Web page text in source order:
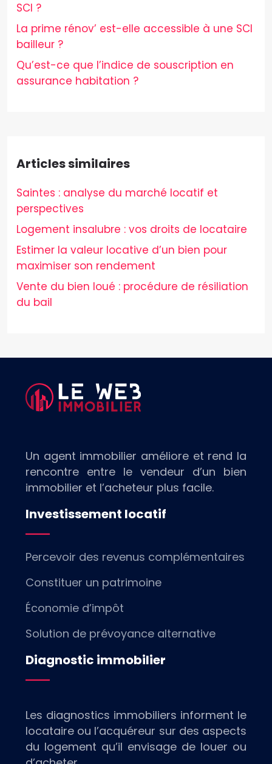
SCI ?
La prime rénov’ est-elle accessible à une SCI
bailleur ?
Qu’est-ce que l’indice de souscription en
assurance habitation ?
Articles similaires
Saintes : analyse du marché locatif et
perspectives
Logement insalubre : vos droits de locataire
Estimer la valeur locative d’un bien pour
maximiser son rendement
Vente du bien loué : procédure de résiliation
du bail
Un agent immobilier améliore et rend la
rencontre entre le vendeur d’un bien
immobilier et l’acheteur plus facile.
Investissement locatif
Percevoir des revenus complémentaires
Constituer un patrimoine
Économie d’impôt
Solution de prévoyance alternative
Diagnostic immobilier
Les diagnostics immobiliers informent le
locataire ou l’acquéreur sur des aspects
du logement qu’il envisage de louer ou